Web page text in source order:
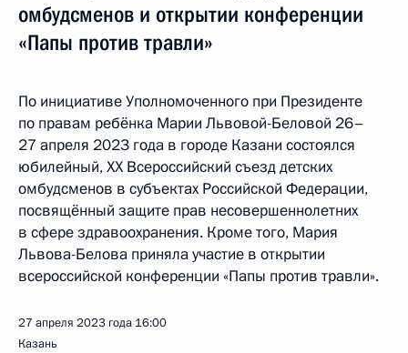
омбудсменов и открытии конференции
«Папы против травли»
По инициативе Уполномоченного при Президенте
по правам ребёнка Марии Львовой-Беловой 26–
27 апреля 2023 года в городе Казани состоялся
юбилейный, XX Всероссийский съезд детских
омбудсменов в субъектах Российской Федерации,
посвящённый защите прав несовершеннолетних
в сфере здравоохранения. Кроме того, Мария
Львова-Белова приняла участие в открытии
всероссийской конференции «Папы против травли».
27 апреля 2023 года 16:00
Казань